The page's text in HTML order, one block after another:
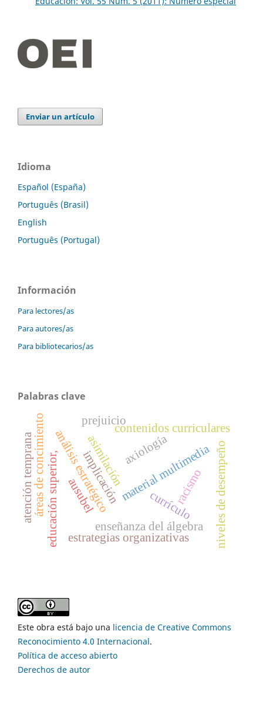
Enviar un artículo
Idioma
Español (España)
Português (Brasil)
English
Português (Portugal)
Información
Para lectores/as
Para autores/as
Para bibliotecarios/as
Palabras clave
currículo
implicaciónaxiología
material multimedia
enseñanza del álgebra
análisis estratégico contenidos curriculares
educación superior, niveles de desempeño
áreas de concimiento
estrategias organizativas
atención temprana asimilación racismo
prejuicio
ausubel
Este obra está bajo una licencia de Creative Commons
Reconocimiento 4.0 Internacional.
Política de acceso abierto
Derechos de autor